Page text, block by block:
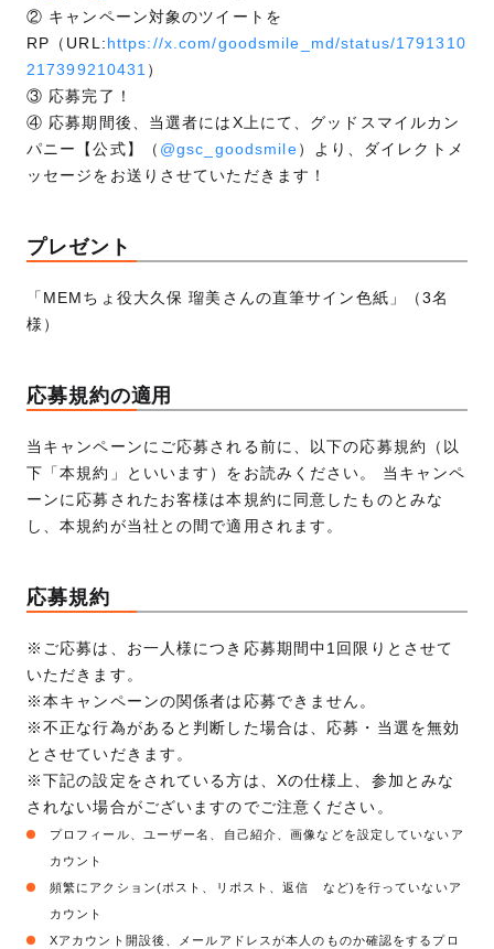
② キャンペーン対象のツイートを
RP（URL:https://x.com/goodsmile_md/status/1791310
217399210431 ）
③ 応募完了！
④ 応募期間後、当選者にはX上にて、グッドスマイルカン
パニー【公式】（ @gsc_goodsmile）より、ダイレクトメ
ッセージをお送りさせていただきます！
プレゼント
「MEMちょ役大久保 瑠美さんの直筆サイン色紙」（3名
様）
応募規約の適用
当キャンペーンにご応募される前に、以下の応募規約（以
下「本規約」といいます）をお読みください。 当キャンペ
ーンに応募されたお客様は本規約に同意したものとみな
し、本規約が当社との間で適用されます。
応募規約
※ご応募は、お一人様につき応募期間中1回限りとさせて
いただきます。
※本キャンペーンの関係者は応募できません。
※不正な行為があると判断した場合は、応募・当選を無効
とさせていだきます。
※下記の設定をされている方は、Xの仕様上、参加とみな
されない場合がございますのでご注意ください。
プロフィール、ユーザー名、自己紹介、画像などを設定していないア
カウント
頻繁にアクション(ポスト、リポスト、返信 など)を行っていないア
カウント
Xアカウント開設後、メールアドレスが本人のものか確認をするプロ